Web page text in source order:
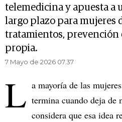
telemedicina y apuesta a
largo plazo para mujeres
tratamientos,
propia.
7 Mayo de 2026 07.37
L a mayoría de las
termina cuando deja de
considera que esa idea